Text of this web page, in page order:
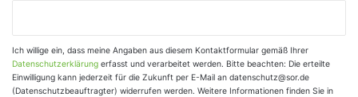
Ich willige ein, dass meine Angaben aus diesem Kontaktformular gemäß Ihrer
Datenschutzerklärung erfasst und verarbeitet werden. Bitte beachten: Die erteilte
Einwilligung kann jederzeit für die Zukunft per E-Mail an datenschutz@sor.de
(Datenschutzbeauftragter) widerrufen werden. Weitere Informationen finden Sie in